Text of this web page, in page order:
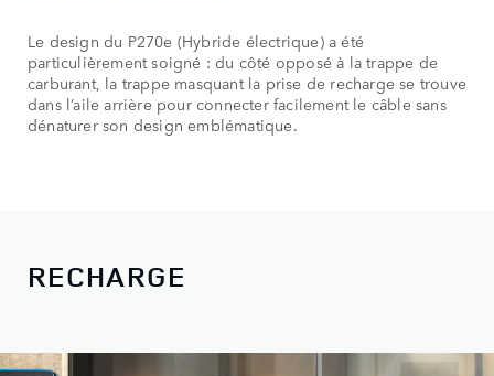
Le design du P270e (Hybride électrique) a été
particulièrement soigné : du côté opposé à la trappe de
carburant, la trappe masquant la prise de recharge se trouve
dans l’aile arrière pour connecter facilement le câble sans
dénaturer son design emblématique.
RECHARGE